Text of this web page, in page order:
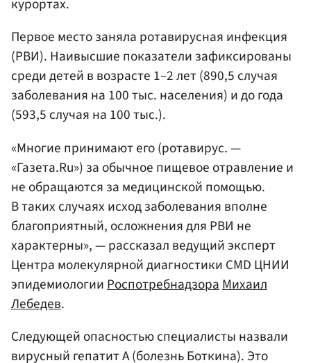
курортах.
Первое место заняла ротавирусная инфекция
(РВИ). Наивысшие показатели зафиксированы
среди детей в возрасте 1–2 лет (890,5 случая
заболевания на 100 тыс. населения) и до года
(593,5 случая на 100 тыс.).
«Многие принимают его (ротавирус. —
«Газета.Ru») за обычное пищевое отравление и
не обращаются за медицинской помощью.
В таких случаях исход заболевания вполне
благоприятный, осложнения для РВИ не
характерны», — рассказал ведущий эксперт
Центра молекулярной диагностики CMD ЦНИИ
эпидемиологии Роспотребнадзора Михаил
Лебедев.
Следующей опасностью специалисты назвали
вирусный гепатит А (болезнь Боткина). Это